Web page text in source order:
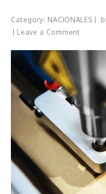
Category: NACIONALES
Leave a Commenton
mil
en
2025